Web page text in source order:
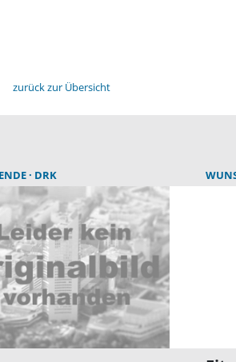
zurück zur Übersicht
DRK